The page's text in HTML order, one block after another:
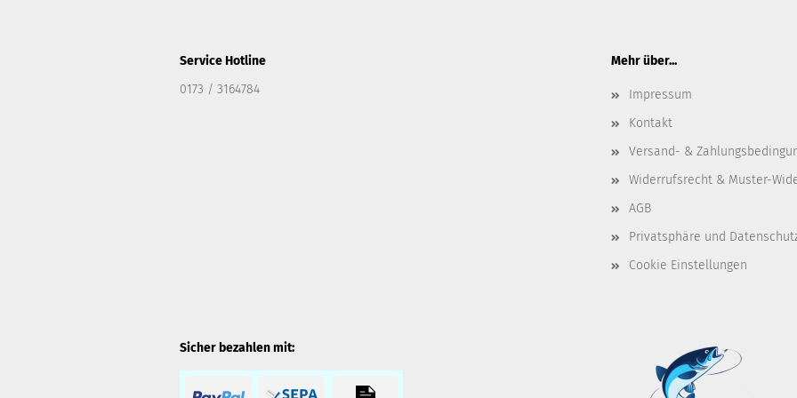
Service Hotline
0173 / 3164784
Mehr über...
Impressum
Kontakt
Versand- &
Widerrufsrecht & Muster-
AGB
Privatsphäre und
Cookie Einstellungen
Sicher bezahlen mit: